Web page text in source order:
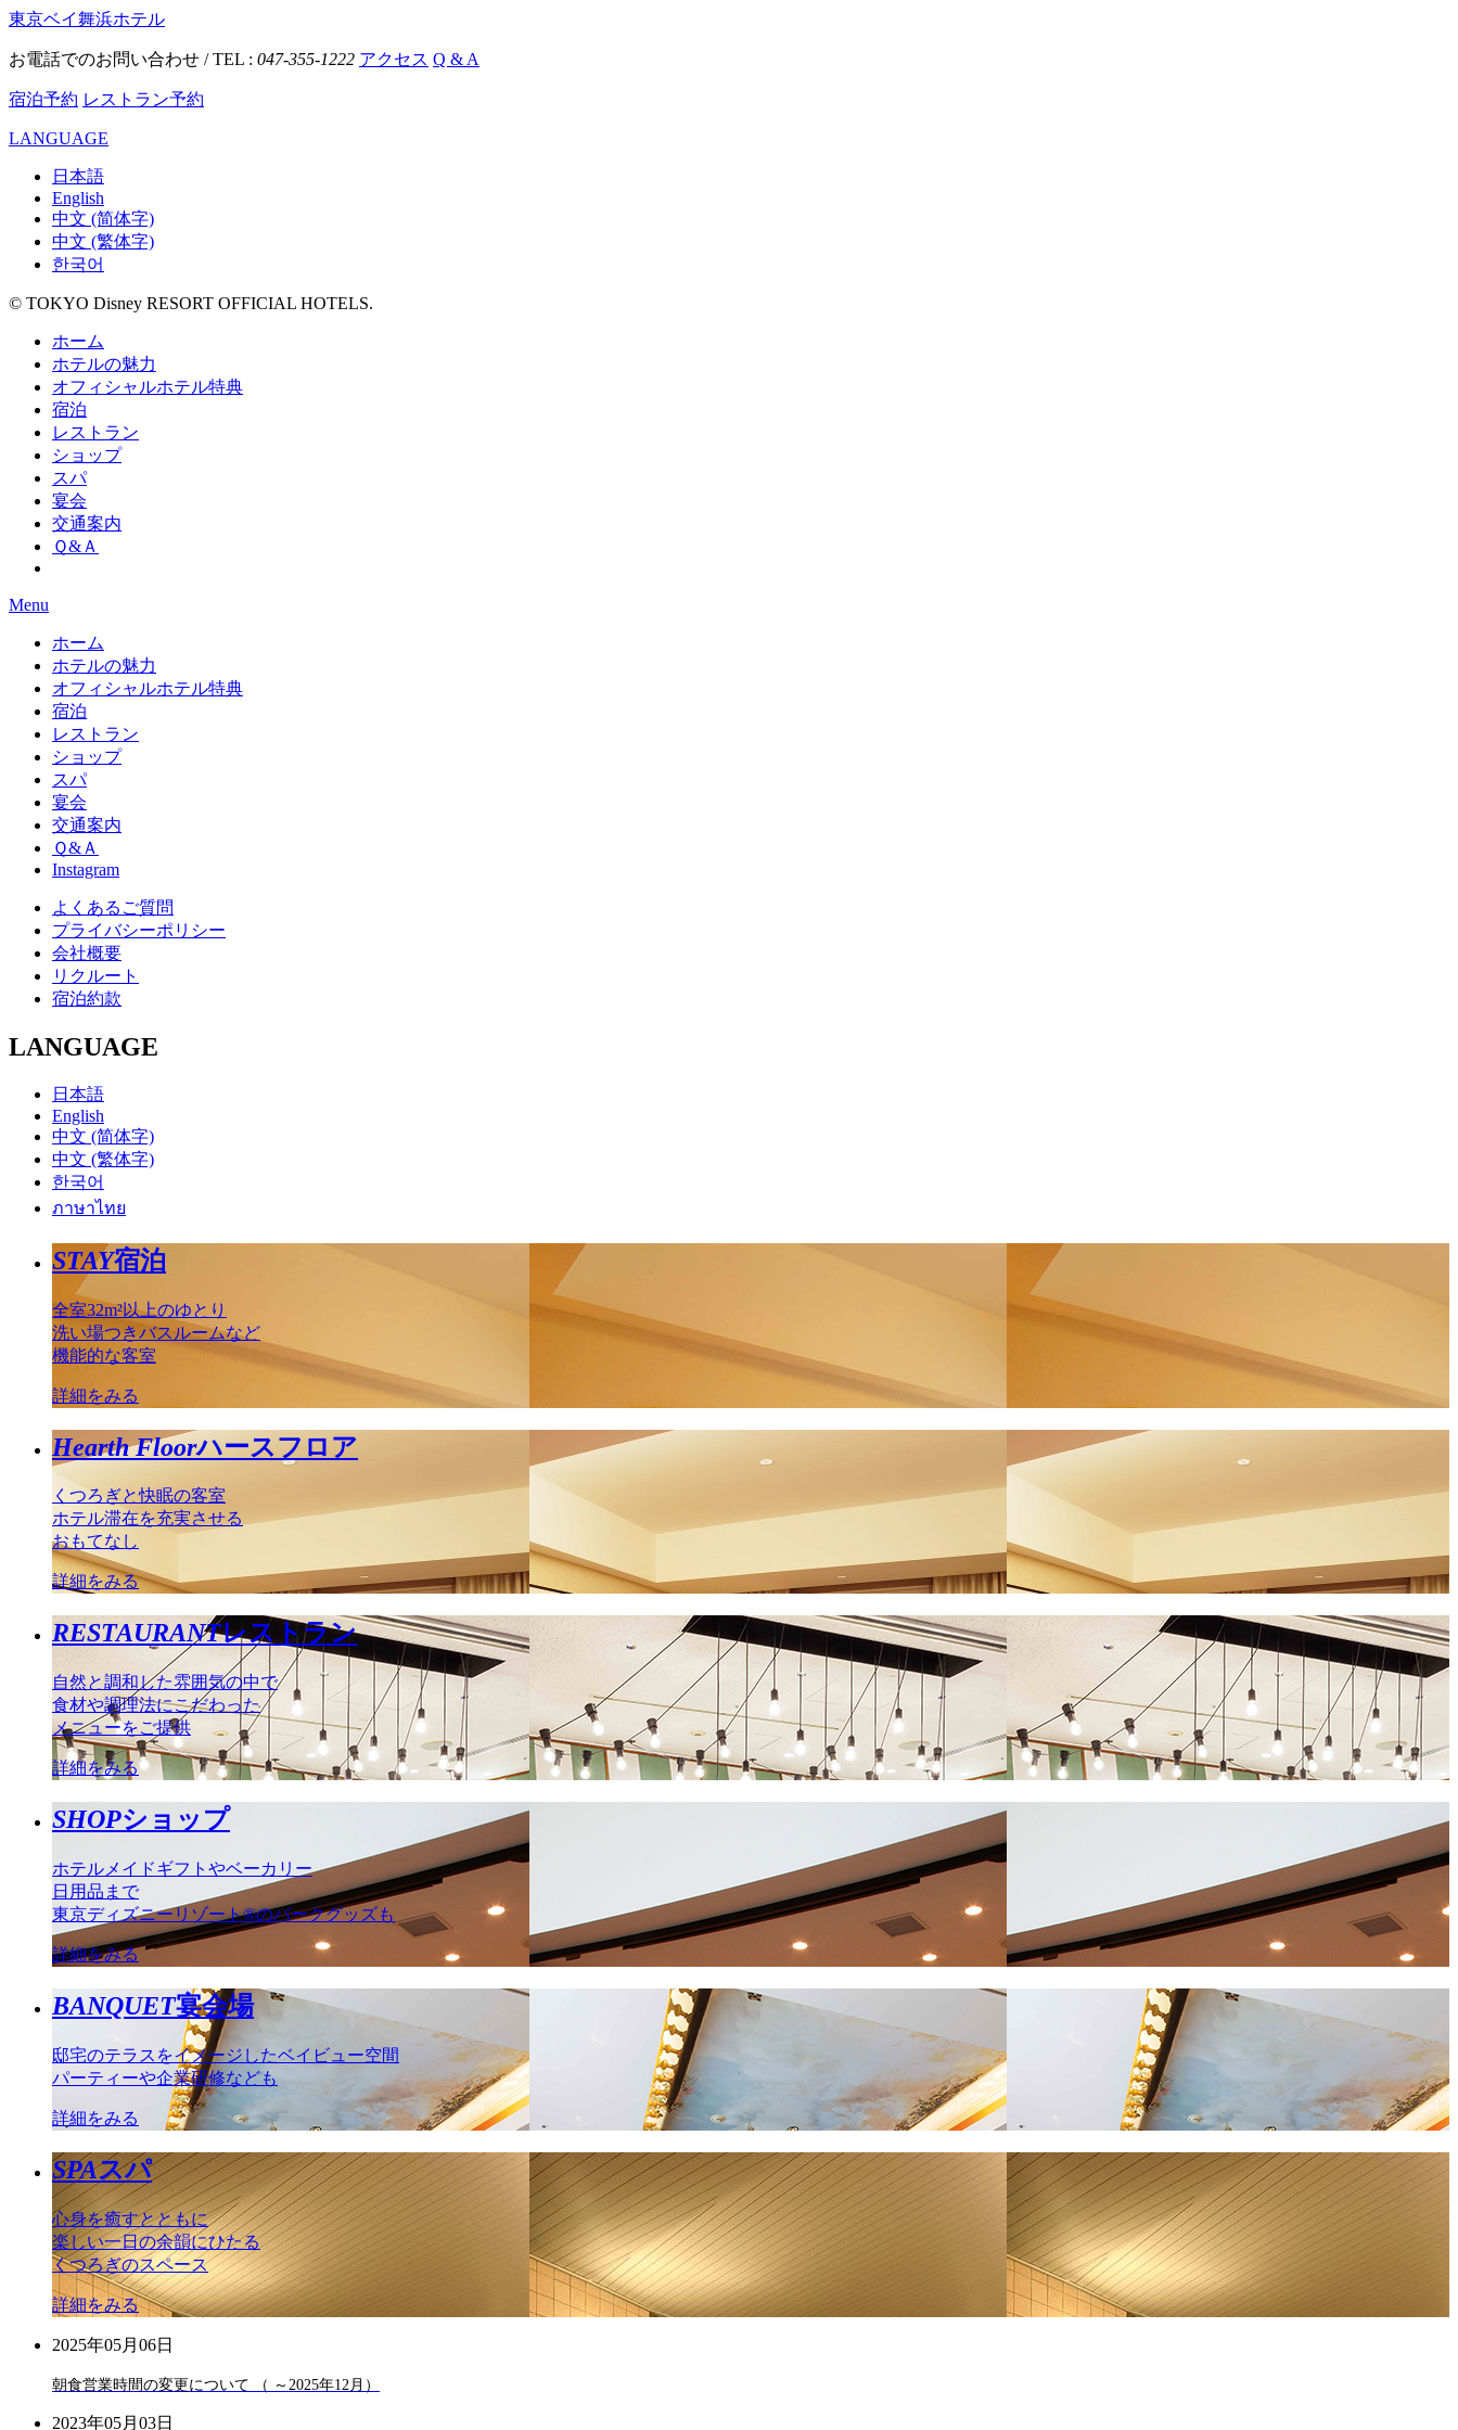
東京ベイ舞浜ホテル
お電話でのお問い合わせ / TEL : 047-355-1222 アクセス Q & A
宿泊予約 レストラン予約
LANGUAGE
日本語
English
中文 (简体字)
中文 (繁体字)
한국어
© TOKYO Disney RESORT OFFICIAL HOTELS.
ホーム
ホテルの魅力
オフィシャルホテル特典
宿泊
レストラン
ショップ
スパ
宴会
交通案内
Ｑ&Ａ
Menu
ホーム
ホテルの魅力
オフィシャルホテル特典
宿泊
レストラン
ショップ
スパ
宴会
交通案内
Ｑ&Ａ
Instagram
よくあるご質問
プライバシーポリシー
会社概要
リクルート
宿泊約款
LANGUAGE
日本語
English
中文 (简体字)
中文 (繁体字)
한국어
ภาษาไทย
STAY宿泊
全室32m²以上のゆとり
洗い場つきバスルームなど
機能的な客室
詳細をみる
Hearth Floorハースフロア
くつろぎと快眠の客室
ホテル滞在を充実させる
おもてなし
詳細をみる
RESTAURANTレストラン
自然と調和した雰囲気の中で
食材や調理法にこだわった
メニューをご提供
詳細をみる
SHOPショップ
ホテルメイドギフトやベーカリー
日用品まで
東京ディズニーリゾート®のパークグッズも
詳細をみる
BANQUET宴会場
邸宅のテラスをイメージしたベイビュー空間
パーティーや企業研修なども
詳細をみる
SPAスパ
心身を癒すとともに
楽しい一日の余韻にひたる
くつろぎのスペース
詳細をみる
2025年05月06日
朝食営業時間の変更について （ ～2025年12月）
2023年05月03日